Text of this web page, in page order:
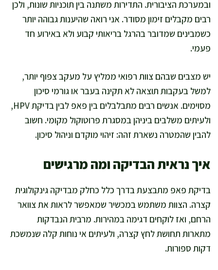
ובמערכת הציבורית. התדירות משתנה בין תוכניות שונות, ולכן
רבים מקבלים זימון מסודר. אני רואה שהיענות גבוהה יותר
כשמבינים שמדובר בהרגל בריאותי קבוע ולא באירוע חד
פעמי.
יש מצבים שבהם צוות רפואי ממליץ על מעקב צפוף יותר,
למשל בעקבות תוצאה לא תקינה בעבר או גורמי סיכון
מסוימים. אנשים רבים מתבלבלים בין פאפ לבין בדיקת HPV,
ולעיתים משלבים ביניהן במסגרת פרוטוקול מקומי. חשוב
להבין שהמטרה נשארת זהה: זיהוי מוקדם וניהול סיכון.
איך נראית הבדיקה ומה מרגישים
בדיקת פאפ מתבצעת בדרך כלל כחלק מבדיקה גינקולוגית
קצרה. הצוות משתמש במכשיר שמאפשר לראות את צוואר
הרחם, ואז לוקחים דגימה במהירות. מרבית הנבדקות
מתארות תחושת לחץ קצרה, ולעיתים אי נוחות קלה שנמשכת
דקות ספורות.